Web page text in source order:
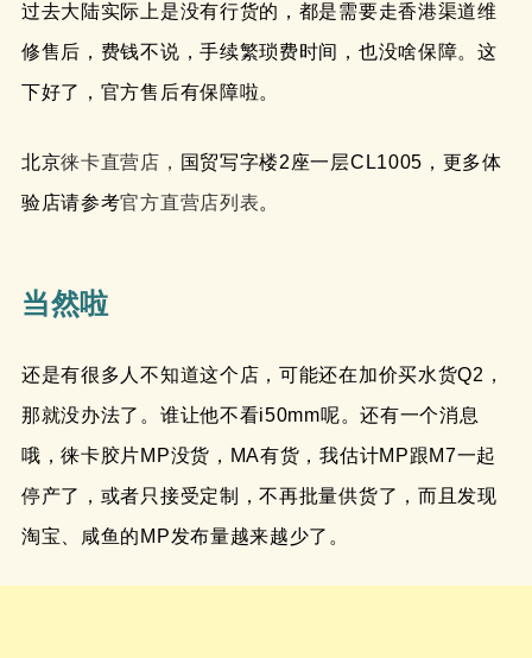
过去大陆实际上是没有行货的，都是需要走香港渠道维
修售后，费钱不说，手续繁琐费时间，也没啥保障。这
下好了，官方售后有保障啦。
北京徕卡直营店， 国贸写字楼2座一层CL1005，更多体
验店请参考官方直营店列表。
当然啦
还是有很多人不知道这个店，可能还在加价买水货Q2，
那就没办法了。谁让他不看i50mm呢。还有一个消息
哦，徕卡胶片MP没货，MA有货，我估计MP跟M7一起
停产了，或者只接受定制，不再批量供货了，而且发现
淘宝、咸鱼的MP发布量越来越少了。